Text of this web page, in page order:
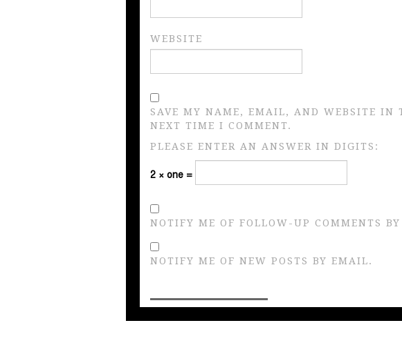
WEBSITE
SAVE MY NAME, EMAIL, AND WEBSITE IN
NEXT TIME I COMMENT.
PLEASE ENTER AN ANSWER IN DIGITS:
2 × one =
NOTIFY ME OF FOLLOW-UP COMMENTS
NOTIFY ME OF NEW POSTS BY EMAIL.